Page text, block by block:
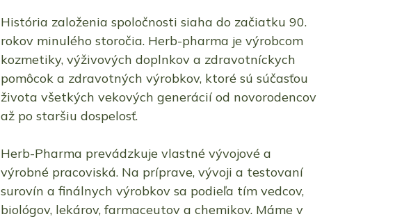
História založenia spoločnosti siaha do začiatku 90.
rokov minulého storočia. Herb-pharma je výrobcom
kozmetiky, výživových doplnkov a zdravotníckych
pomôcok a zdravotných výrobkov, ktoré sú súčasťou
života všetkých vekových generácií od novorodencov
až po staršiu dospelosť.
Herb-Pharma prevádzkuje vlastné vývojové a
výrobné pracoviská. Na príprave, vývoji a testovaní
surovín a finálnych výrobkov sa podieľa tím vedcov,
biológov, lekárov, farmaceutov a chemikov. Máme v